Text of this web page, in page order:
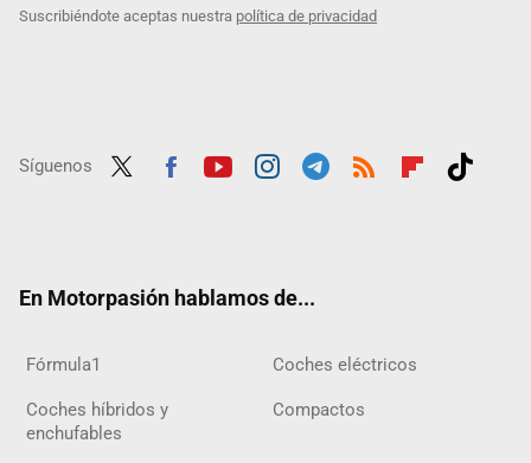
Suscribiéndote aceptas nuestra política de privacidad
Síguenos
En Motorpasión hablamos de...
Fórmula1 Coches eléctricos
Coches híbridos y
enchufables
Compactos